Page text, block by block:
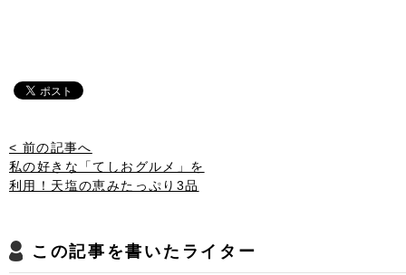
< 前の記事へ
私の好きな「てしおグルメ」を
利用！天塩の恵みたっぷり3品
この記事を書いたライター